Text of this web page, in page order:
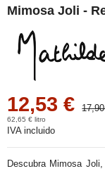
Mimosa Joli -
12,53 €
62,65 € litro
IVA incluido
Descubra Mimosa